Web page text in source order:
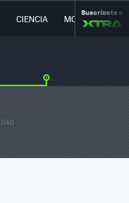
CIENCIA MOVILIDAD
Suscríbete a